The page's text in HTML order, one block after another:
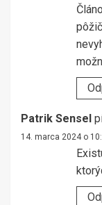
Patrik Sensel
14. marca 2024 o